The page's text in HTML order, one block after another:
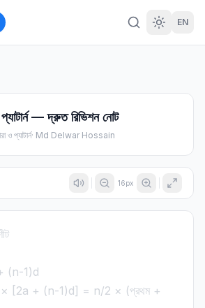
EN
প্যাটার্ন — দ্রুত রিভিশন নোট
ও প্যাটার্ন· Md Delwar Hossain
16px
(n-1)d
× [2a + (n-1)d] = n/2 × (প্রথম +